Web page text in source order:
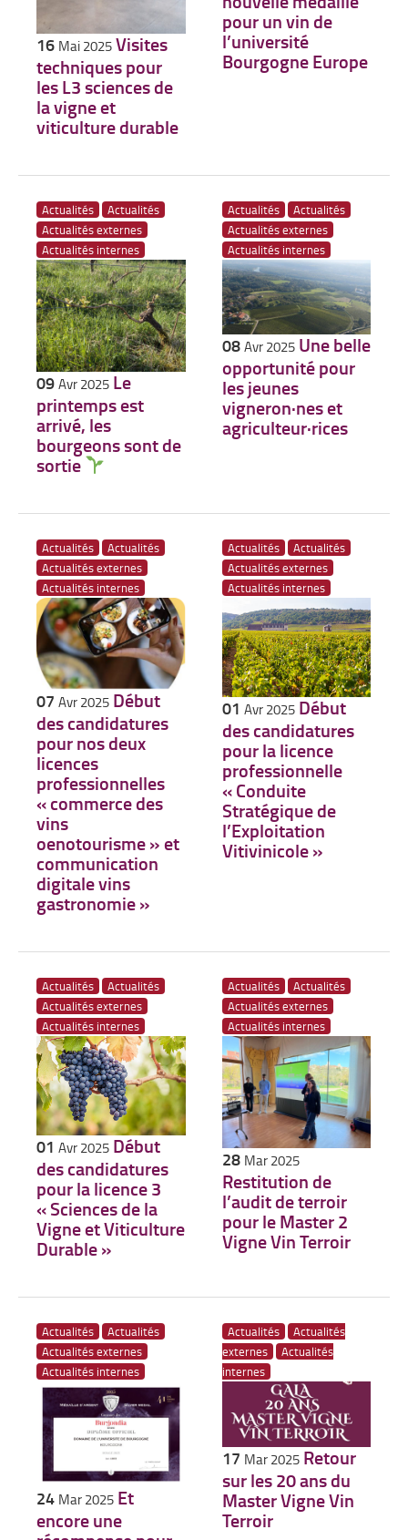
16 Mai 2025Visites
techniques pour
les L3 sciences de
la vigne et
viticulture durable
pour un vin de
l’université
Bourgogne Europe
Actualités
Actualités
Actualités externes
Actualités internes
09Avr 2025 Le
printemps est
arrivé, les
bourgeons sont de
sortie
Actualités
Actualités
Actualités externes
Actualités internes
08Avr 2025 Une belle
opportunité pour
les jeunes
vigneron·nes et
agriculteur·rices
Actualités
Actualités
Actualités externes
Actualités internes
07 Avr 2025 Début
des candidatures
pour nos deux
licences
professionnelles
« commerce des
vins
oenotourisme » et
communication
digitale vins
gastronomie »
Actualités
Actualités
Actualités externes
Actualités internes
01 Avr 2025 Début
des candidatures
pour la licence
professionnelle
« Conduite
Stratégique de
l’Exploitation
Vitivinicole »
Actualités
Actualités
Actualités externes
Actualités internes
01 Avr 2025 Début
des candidatures
pour la licence 3
« Sciences de la
Vigne et Viticulture
Durable »
Actualités
Actualités
Actualités externes
Actualités internes
28 Mar 2025
Restitution de
l’audit de terroir
pour le Master 2
Vigne Vin Terroir
Actualités
Actualités
Actualités externes
Actualités internes
24 Mar 2025 Et
encore une
Actualités
Actualités
externes
Actualités
internes
17 Mar 2025 Retour
sur les 20 ans du
Master Vigne Vin
Terroir